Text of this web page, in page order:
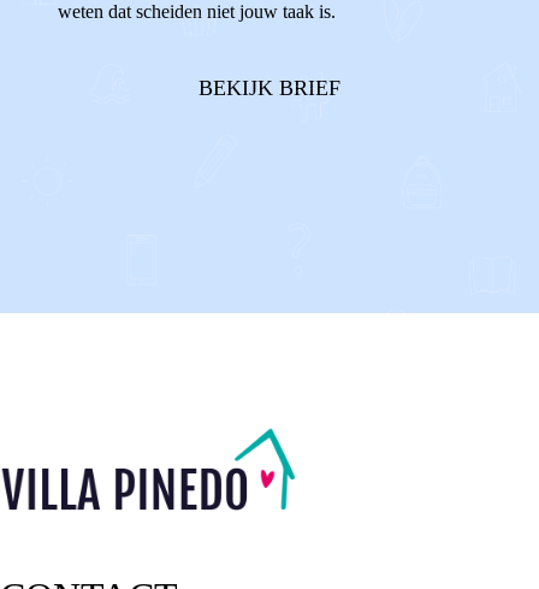
weten dat scheiden niet jouw taak is.
BEKIJK BRIEF